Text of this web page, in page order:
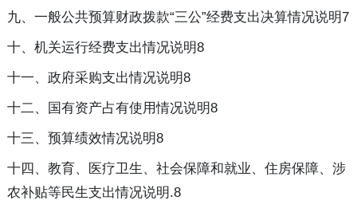
九、一般公共预算财政拨款“三公”经费支出决算情况说明7
十、机关运行经费支出情况说明8
十一、政府采购支出情况说明8
十二、国有资产占有使用情况说明8
十三、预算绩效情况说明8
十四、教育、医疗卫生、社会保障和就业、住房保障、涉
农补贴等民生支出情况说明.8